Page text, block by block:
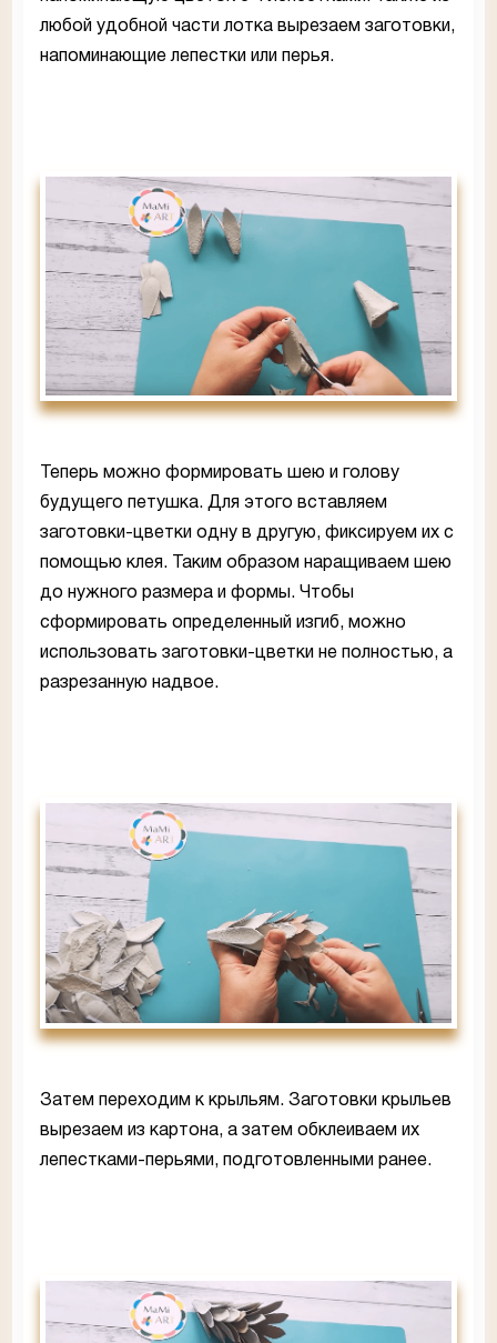
любой удобной части лотка вырезаем заготовки,
напоминающие лепестки или перья.
Теперь можно формировать шею и голову
будущего петушка. Для этого вставляем
заготовки-цветки одну в другую, фиксируем их с
помощью клея. Таким образом наращиваем шею
до нужного размера и формы. Чтобы
сформировать определенный изгиб, можно
использовать заготовки-цветки не полностью, а
разрезанную надвое.
Затем переходим к крыльям. Заготовки крыльев
вырезаем из картона, а затем обклеиваем их
лепестками-перьями, подготовленными ранее.